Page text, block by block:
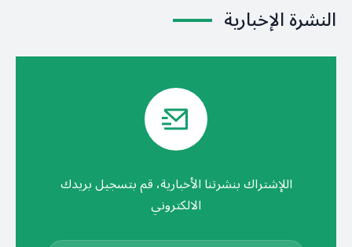
النشرة الإخبارية
اللإشتراك بنشرتنا الأخبارية، قم بتسجيل بريدك
الالكتروني